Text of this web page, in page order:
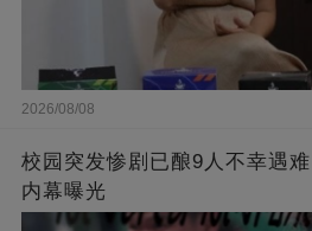
2026/08/08
校园突发惨剧已酿9人不幸遇
内幕曝光